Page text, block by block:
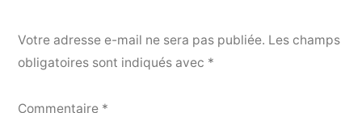
Votre adresse e-mail ne sera pas publiée. Les champs
obligatoires sont indiqués avec *
Commentaire *